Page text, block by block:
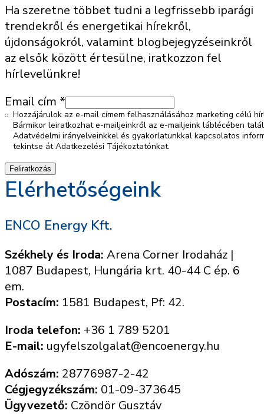
Ha szeretne többet tudni a legfrissebb iparági
trendekről és energetikai hírekről,
újdonságokról, valamint blogbejegyzéseinkről
az elsők között értesülne, iratkozzon fel
hírlevelünkre!
Email cím *
Hozzájárulok az e-mail címem felhasználásához marketing célú
Bármikor leiratkozhat e-mailjeinkről az e-mailjeink láblécében
Adatvédelmi irányelveinkkel és gyakorlatunkkal kapcsolatos
tekintse át Adatkezelési Tájékoztatónkat.
Elérhetőségeink
ENCO Energy Kft.
Székhely és Iroda: Arena Corner Irodaház |
1087 Budapest, Hungária krt. 40-44 C ép. 6
em.
Postacím: 1581 Budapest, Pf: 42.
Iroda telefon: +36 1 789 5201
E-mail: ugyfelszolgalat@encoenergy.hu
Adószám: 28776987-2-42
Cégjegyzékszám: 01-09-373645
Ügyvezető: Czöndör Gusztáv